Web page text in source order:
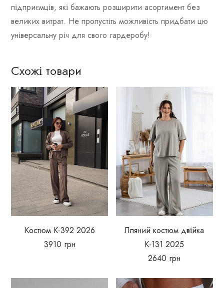
підприємців, які бажають розширити асортимент без
великих витрат. Не пропустіть можливість придбати цю
універсальну річ для свого гардеробу!
Схожі товари
Костюм К-392 2026
3910 грн
Лляний костюм двійка
К-131 2025
2640 грн